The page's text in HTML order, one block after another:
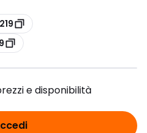
e disponibilità